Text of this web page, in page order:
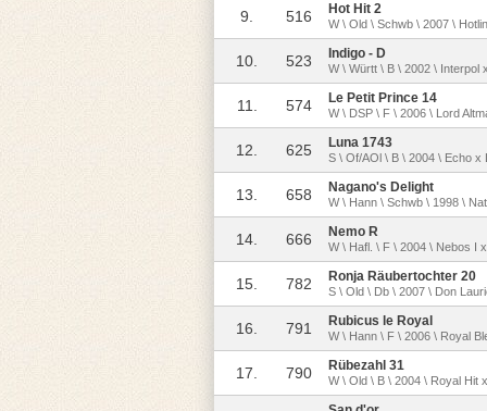
9. 516 Hot Hit 2
W \ Old \ Schwb \ 2007 \
10. 523 Indigo - D
W \ Württ \ B \ 2002 \ Interpol
11. 574 Le Petit Prince 14
W \ DSP \ F \ 2006 \ Lord
12. 625 Luna 1743
S \ Of/AOl \ B \ 2004 \ Echo x
13. 658 Nagano's Delight
W \ Hann \ Schwb \ 1998 \
14. 666 Nemo R
W \ Hafl. \ F \ 2004 \ Nebos I
15. 782 Ronja Räubertochter 20
S \ Old \ Db \ 2007 \ Don
16. 791 Rubicus le Royal
W \ Hann \ F \ 2006 \ Royal
17. 790 Rübezahl 31
W \ Old \ B \ 2004 \ Royal Hit